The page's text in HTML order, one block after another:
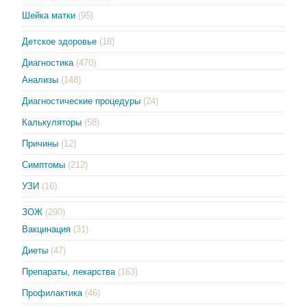
Шейка матки (95)
Детское здоровье (18)
Диагностика (470)
Анализы (148)
Диагностические процедуры (24)
Калькуляторы (58)
Причины (12)
Симптомы (212)
УЗИ (16)
ЗОЖ (290)
Вакцинация (31)
Диеты (47)
Препараты, лекарства (163)
Профилактика (46)